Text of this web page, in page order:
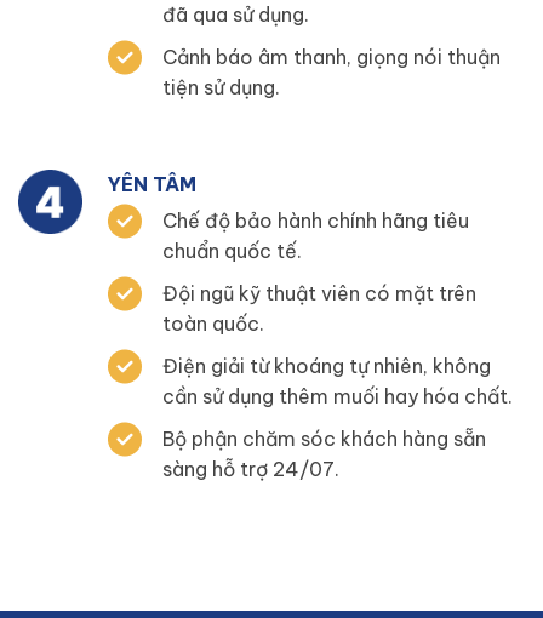
đã qua sử dụng.
Cảnh báo âm thanh, giọng nói thuận
tiện sử dụng.
YÊN TÂM
Chế độ bảo hành chính hãng tiêu
chuẩn quốc tế.
Đội ngũ kỹ thuật viên có mặt trên
toàn quốc.
Điện giải từ khoáng tự nhiên, không
cần sử dụng thêm muối hay hóa chất.
Bộ phận chăm sóc khách hàng sẵn
sàng hỗ trợ 24/07.